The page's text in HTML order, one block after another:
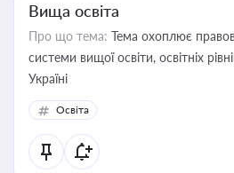
Вища освіта
Про що тема: Тема охоплює
системи вищої освіти, освітніх
Україні
Освіта